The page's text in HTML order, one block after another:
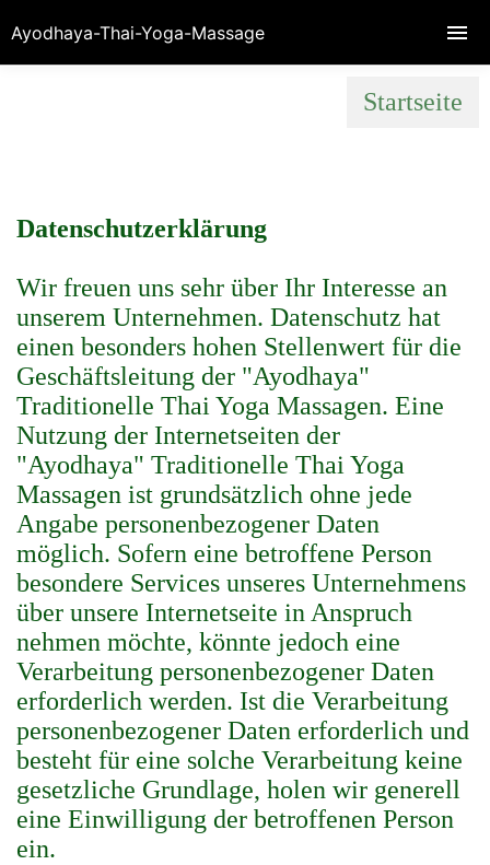
Startseite
Datenschutzerklärung
Wir freuen uns sehr über Ihr Interesse an
unserem Unternehmen. Datenschutz hat
einen besonders hohen Stellenwert für die
Geschäftsleitung der "Ayodhaya"
Traditionelle Thai Yoga Massagen. Eine
Nutzung der Internetseiten der
"Ayodhaya" Traditionelle Thai Yoga
Massagen ist grundsätzlich ohne jede
Angabe personenbezogener Daten
möglich. Sofern eine betroffene Person
besondere Services unseres Unternehmens
über unsere Internetseite in Anspruch
nehmen möchte, könnte jedoch eine
Verarbeitung personenbezogener Daten
erforderlich werden. Ist die Verarbeitung
personenbezogener Daten erforderlich und
besteht für eine solche Verarbeitung keine
gesetzliche Grundlage, holen wir generell
eine Einwilligung der betroffenen Person
ein.
Ayodhaya-Thai-Yoga-Massage